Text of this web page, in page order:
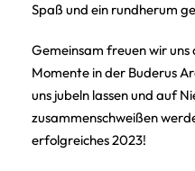
Spaß und ein rundherum
Gemeinsam freuen wir
Momente in der Buderus
uns jubeln lassen und auf
zusammenschweißen
erfolgreiches 2023!